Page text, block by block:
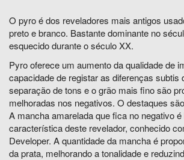
O pyro é dos reveladores mais antigos
preto e branco. Bastante dominante no
esquecido durante o século XX.
Pyro oferece um aumento da qualidade de
capacidade de registar as diferenças subtis
separação de tons e o grão mais fino são
melhoradas nos negativos. O destaques
A mancha amarelada que fica no negativo
característica deste revelador, conhecido
Developer. A quantidade da mancha é
da prata, melhorando a tonalidade e